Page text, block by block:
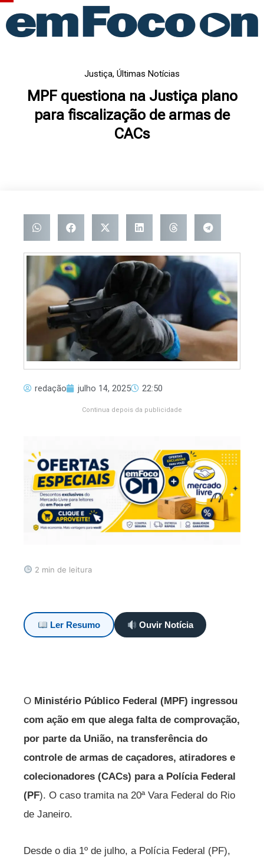
para
Justiça, Últimas Notícias
MPF questiona na Justiça plano
para fiscalização de armas de
CACs
redação julho 14, 2025 22:50
Continua depois da publicidade
2 min de leitura
Ler Resumo Ouvir Notícia
O Ministério Público Federal (MPF) ingressou
com ação em que alega falta de comprovação,
por parte da União, na transferência do
controle de armas de caçadores, atiradores e
colecionadores (CACs) para a Polícia Federal
(PF). O caso tramita na 20ª Vara Federal do Rio
de Janeiro.
Desde o dia 1º de julho, a Polícia Federal (PF),